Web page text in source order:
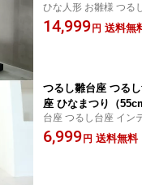
子 吊るし飾り 雛 台
るま 獅子舞 小槌 桜
ひな人形 お雛様 つる
もん 京都のつるし飾り
14,999 円 送料無
つるし雛台座 つる
座 ひなまつり（
りまで対応） 無地
し台座 つるし飾り
台座 つるし台座 イン
6,999 円 送料無料